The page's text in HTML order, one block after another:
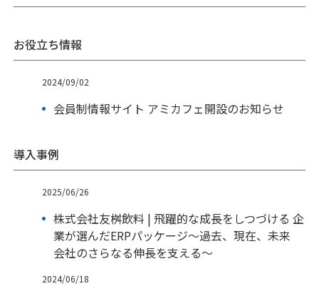
お役立ち情報
2024/09/02
会員制情報サイト アミカフェ開設のお知らせ
導入事例
2025/06/26
株式会社友桝飲料 | 飛躍的な成長をしつづける 企
業が選んだERPパッケージ～過去、現在、未来
会社のさらなる伸長を支える～
2024/06/18